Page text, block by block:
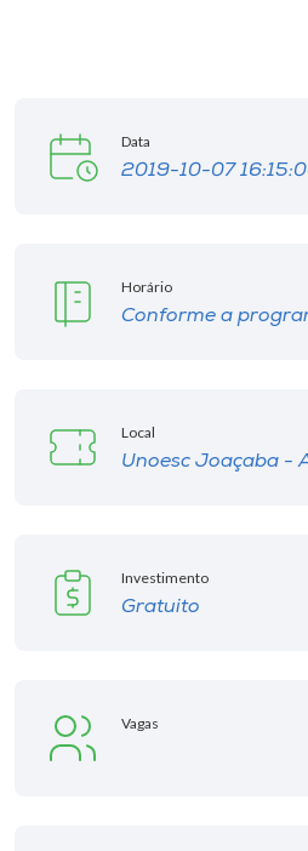
Data
2019-10-07
Horário
Conforme a
Local
Unoesc Joaçaba -
Investimento
Gratuito
Vagas